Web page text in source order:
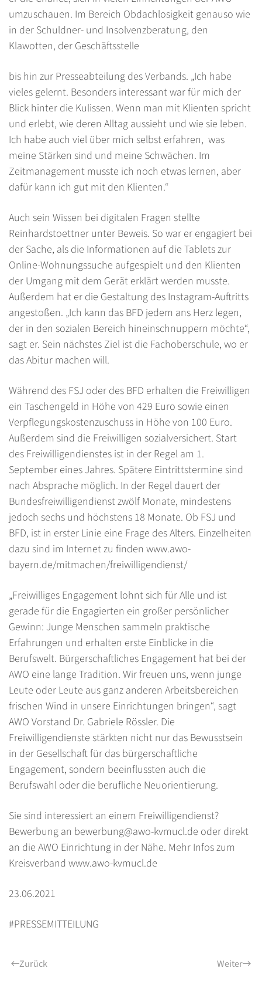
umzuschauen. Im Bereich Obdachlosigkeit genauso wie
in der Schuldner- und Insolvenzberatung, den
Klawotten, der Geschäftsstelle
bis hin zur Presseabteilung des Verbands. „Ich habe
vieles gelernt. Besonders interessant war für mich der
Blick hinter die Kulissen. Wenn man mit Klienten spricht
und erlebt, wie deren Alltag aussieht und wie sie leben.
Ich habe auch viel über mich selbst erfahren, was
meine Stärken sind und meine Schwächen. Im
Zeitmanagement musste ich noch etwas lernen, aber
dafür kann ich gut mit den Klienten.“
Auch sein Wissen bei digitalen Fragen stellte
Reinhardstoettner unter Beweis. So war er engagiert bei
der Sache, als die Informationen auf die Tablets zur
Online-Wohnungssuche aufgespielt und den Klienten
der Umgang mit dem Gerät erklärt werden musste.
Außerdem hat er die Gestaltung des Instagram-Auftritts
angestoßen. „Ich kann das BFD jedem ans Herz legen,
der in den sozialen Bereich hineinschnuppern möchte“,
sagt er. Sein nächstes Ziel ist die Fachoberschule, wo er
das Abitur machen will.
Während des FSJ oder des BFD erhalten die Freiwilligen
ein Taschengeld in Höhe von 429 Euro sowie einen
Verpflegungskostenzuschuss in Höhe von 100 Euro.
Außerdem sind die Freiwilligen sozialversichert. Start
des Freiwilligendienstes ist in der Regel am 1.
September eines Jahres. Spätere Eintrittstermine sind
nach Absprache möglich. In der Regel dauert der
Bundesfreiwilligendienst zwölf Monate, mindestens
jedoch sechs und höchstens 18 Monate. Ob FSJ und
BFD, ist in erster Linie eine Frage des Alters. Einzelheiten
dazu sind im Internet zu finden www.awo-
bayern.de/mitmachen/freiwilligendienst/
„Freiwilliges Engagement lohnt sich für Alle und ist
gerade für die Engagierten ein großer persönlicher
Gewinn: Junge Menschen sammeln praktische
Erfahrungen und erhalten erste Einblicke in die
Berufswelt. Bürgerschaftliches Engagement hat bei der
AWO eine lange Tradition. Wir freuen uns, wenn junge
Leute oder Leute aus ganz anderen Arbeitsbereichen
frischen Wind in unsere Einrichtungen bringen“, sagt
AWO Vorstand Dr. Gabriele Rössler. Die
Freiwilligendienste stärkten nicht nur das Bewusstsein
in der Gesellschaft für das bürgerschaftliche
Engagement, sondern beeinflussten auch die
Berufswahl oder die berufliche Neuorientierung.
Sie sind interessiert an einem Freiwilligendienst?
Bewerbung an bewerbung@awo-kvmucl.de oder direkt
an die AWO Einrichtung in der Nähe. Mehr Infos zum
Kreisverband www.awo-kvmucl.de
23.06.2021
#PRESSEMITTEILUNG
Zurück Weiter